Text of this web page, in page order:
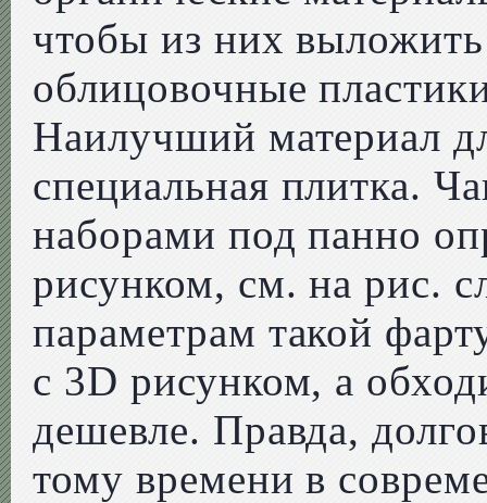
чтобы из них
облицовочные
Наилучший материал
специальная плитка.
наборами под панно
рисунком, см. на рис.
параметрам такой
с 3D рисунком, а
дешевле. Правда,
тому времени в